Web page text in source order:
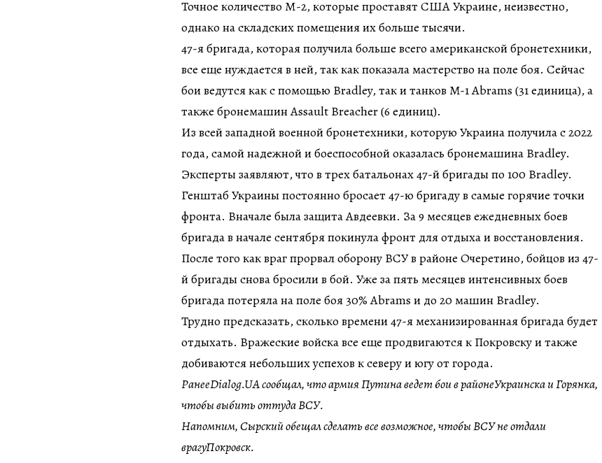
Точное количество М-2, которые проставят США Украине, неизвестно,
однако на складских помещения их больше тысячи.
47-я бригада, которая получила больше всего американской бронетехники,
все еще нуждается в ней, так как показала мастерство на поле боя. Сейчас
бои ведутся как с помощью Bradley, так и танков M-1 Abrams (31 единица), а
также бронемашин Assault Breacher (6 единиц).
Из всей западной военной бронетехники, которую Украина получила с 2022
года, самой надежной и боеспособной оказалась бронемашина Bradley.
Эксперты заявляют, что в трех батальонах 47-й бригады по 100 Bradley.
Генштаб Украины постоянно бросает 47-ю бригаду в самые горячие точки
фронта. Вначале была защита Авдеевки. За 9 месяцев ежедневных боев
бригада в начале сентября покинула фронт для отдыха и восстановления.
После того как враг прорвал оборону ВСУ в районе Очеретино, бойцов из 47-
й бригады снова бросили в бой. Уже за пять месяцев интенсивных боев
бригада потеряла на поле боя 30% Abrams и до 20 машин Bradley.
Трудно предсказать, сколько времени 47-я механизированная бригада будет
отдыхать. Вражеские войска все еще продвигаются к Покровску и также
добиваются небольших успехов к северу и югу от города.
РанееDialog.UA сообщал, что армия Путина ведет бои в районеУкраинска и Горянка,
чтобы выбить оттуда ВСУ.
Напомним, Сырский обещал сделать все возможное, чтобы ВСУ не отдали
врагуПокровск.